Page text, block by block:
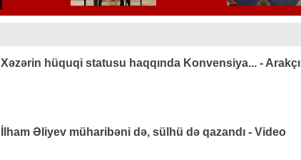
Xəzərin hüquqi statusu haqqında Konvensiya... - Arakçı
İlham Əliyev müharibəni də, sülhü də qazandı - Video